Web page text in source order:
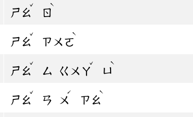
ㄕㄠ
ˇ
ㄖ
ˋ
ㄕㄠ
ˇ
ㄗㄨㄛ
ˋ
ㄕㄠ
ˇ
ㄙ ㄍㄨㄚ
ˇ
ㄩ
ˋ
ㄕㄠ
ˇ
ㄢ ㄨ
ˊ
ㄗㄠ
ˋ